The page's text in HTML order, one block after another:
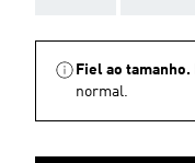
Fiel ao tamanho.
normal.